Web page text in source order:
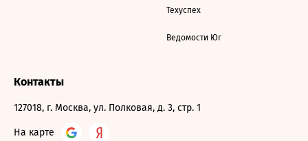
Техуспех
Ведомости Юг
Контакты
127018, г. Москва, ул. Полковая, д. 3, стр. 1
На карте